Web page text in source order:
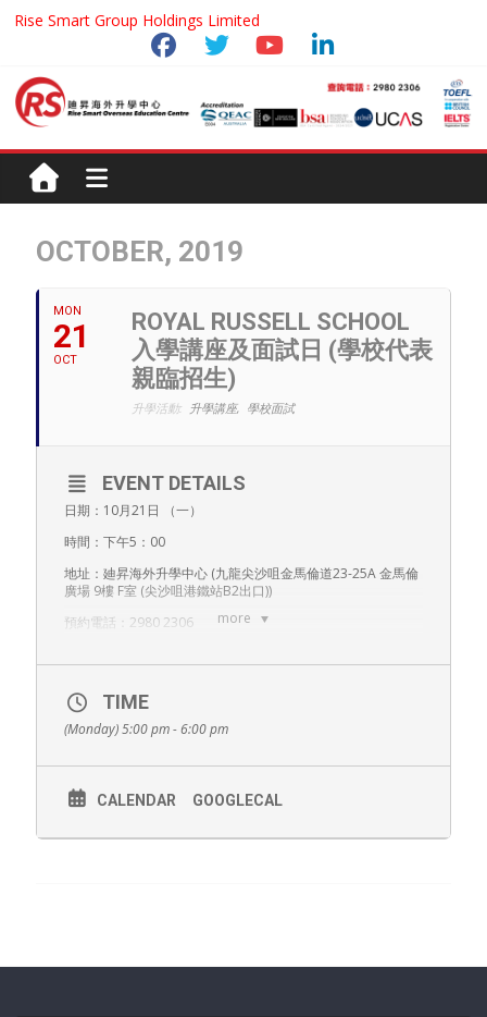
Rise Smart Group Holdings Limited
OCTOBER, 2019
MON
21
OCT
ROYAL RUSSELL SCHOOL
入學講座及面試日 (學校代表
親臨招生)
升學活動: 升學講座, 學校面試
more
EVENT DETAILS
日期：10月21日 （一）
時間：下午5：00
地址：廸昇海外升學中心 (九龍尖沙咀金馬倫道23-25A 金馬倫
廣場 9樓 F室 (尖沙咀港鐵站B2出口))
預約電話：2980 2306
*建議學生預備近兩年校內成績表、任何課外活動證書等作評
估*
免費報名，敬請預約！
TIME
(Monday) 5:00 pm - 6:00 pm
CALENDAR GOOGLECAL